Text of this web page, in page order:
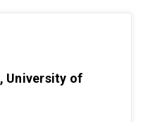
University of